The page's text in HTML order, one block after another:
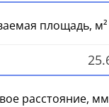
площадь, м²
расстояние, мм